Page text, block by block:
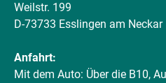
Weilstr. 199
D-73733 Esslingen am Neckar
Anfahrt:
Mit dem Auto: Über die B10,